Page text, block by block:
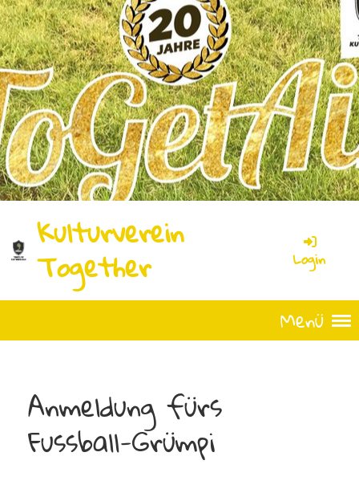
Kulturverein
Together Login
Menü
Anmeldung fürs
Fussball-Grümpi